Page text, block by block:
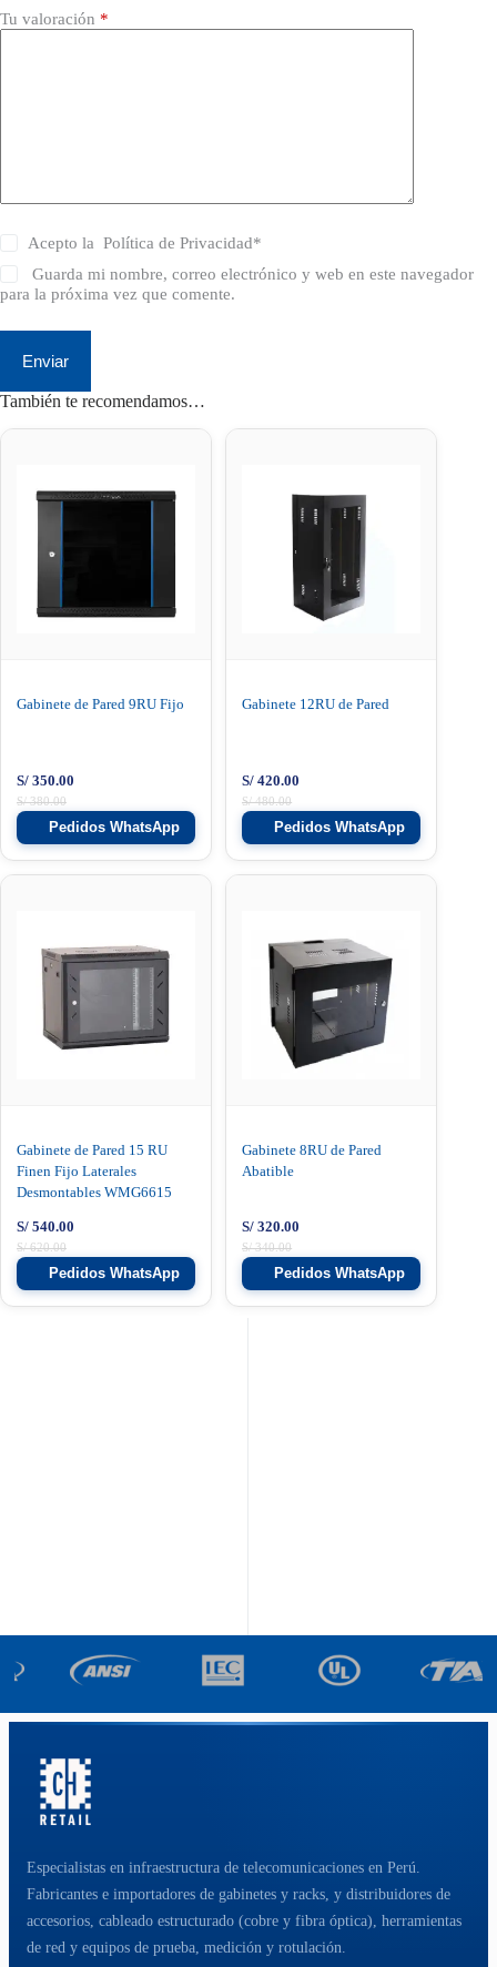
Tu valoración *
Acepto laPolítica de Privacidad*
Guarda mi nombre, correo electrónico y web en este navegador
para la próxima vez que comente.
Enviar
También te recomendamos…
Gabinete de Pared 9RU Fijo
S/380.00
S/ 350.00
Pedidos WhatsApp
Gabinete 12RU de Pared
S/480.00
S/ 420.00
Pedidos WhatsApp
Gabinete de Pared 15 RU
Finen Fijo Laterales
Desmontables WMG6615
S/620.00
S/ 540.00
Pedidos WhatsApp
Gabinete 8RU de Pared
Abatible
S/340.00
S/ 320.00
Pedidos WhatsApp
Especialistas en infraestructura de telecomunicaciones en Perú.
Fabricantes e importadores de gabinetes y racks, y distribuidores de
accesorios, cableado estructurado (cobre y fibra óptica), herramientas
de red y equipos de prueba, medición y rotulación.